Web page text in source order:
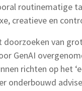
routinematige
creatieve en
van
GenAI
richten op het
onderbouwd